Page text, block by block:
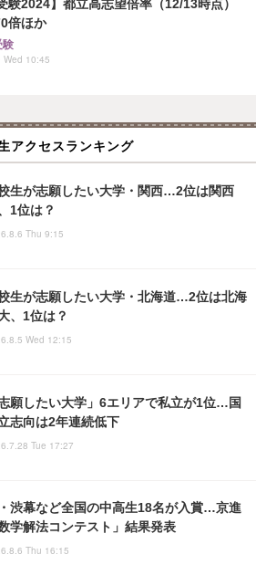
験2024】都立高志望倍率（12/13時点）
倍ほか
験
Wed 10:45
アクセスランキング
生が志願したい大学・関西…2位は関西
1位は？
Thu 9:15
生が志願したい大学・北海道…2位は北海
、1位は？
Wed 12:15
志願したい大学」6エリアで私立が1位…国
志向は2年連続低下
Tue 17:27
渋幕など全国の中高生18名が入賞…京進
数学解法コンテスト」結果発表
Thu 16:15